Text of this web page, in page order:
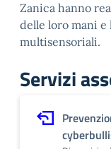
Zanica hanno
delle loro mani
multisensoriali.
Servizi